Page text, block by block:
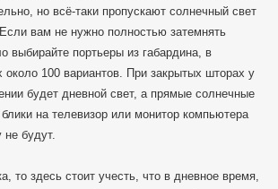
но всё-таки пропускают солнечный свет
вам не нужно полностью затемнять
выбирайте портьеры из габардина, в
около 100 вариантов. При закрытых шторах у
будет дневной свет, а прямые солнечные
на телевизор или монитор компьютера
не будут.
то здесь стоит учесть, что в дневное время,